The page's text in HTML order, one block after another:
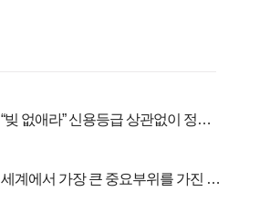
“빚 없애라” 신용등급 상관없이 정부
세계에서 가장 큰 중요부위를 가진 남